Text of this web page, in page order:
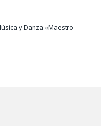
y Danza «Maestro